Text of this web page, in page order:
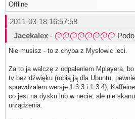
762000: (time: 02:02)
770000: (time: 02:04)
778000: (time: 02:07)
786000: (time: 02:09)
794000: (time: 02:12)
802000: (time: 02:14)
810000: (time: 02:17)
826000: (time: 02:22)
834000: (time: 02:24)
842000: (time: 02:27)
850000: (time: 02:29)
858000: (time: 02:32)
tune to: QAM_AUTO f = 610000
Offline
2011-03-18 16:57:58
Jacekalex -
Nie musisz - to z chyba z Mysłowic leci.
Za to ja walczę z odpaleniem Mplayera,
tv bez dźwięku (robią ją dla Ubuntu,
sprawdzalem wersje 1.3.3 i 1.3.4),
co jest na dysku lub w necie, ale nie
urządzenia.